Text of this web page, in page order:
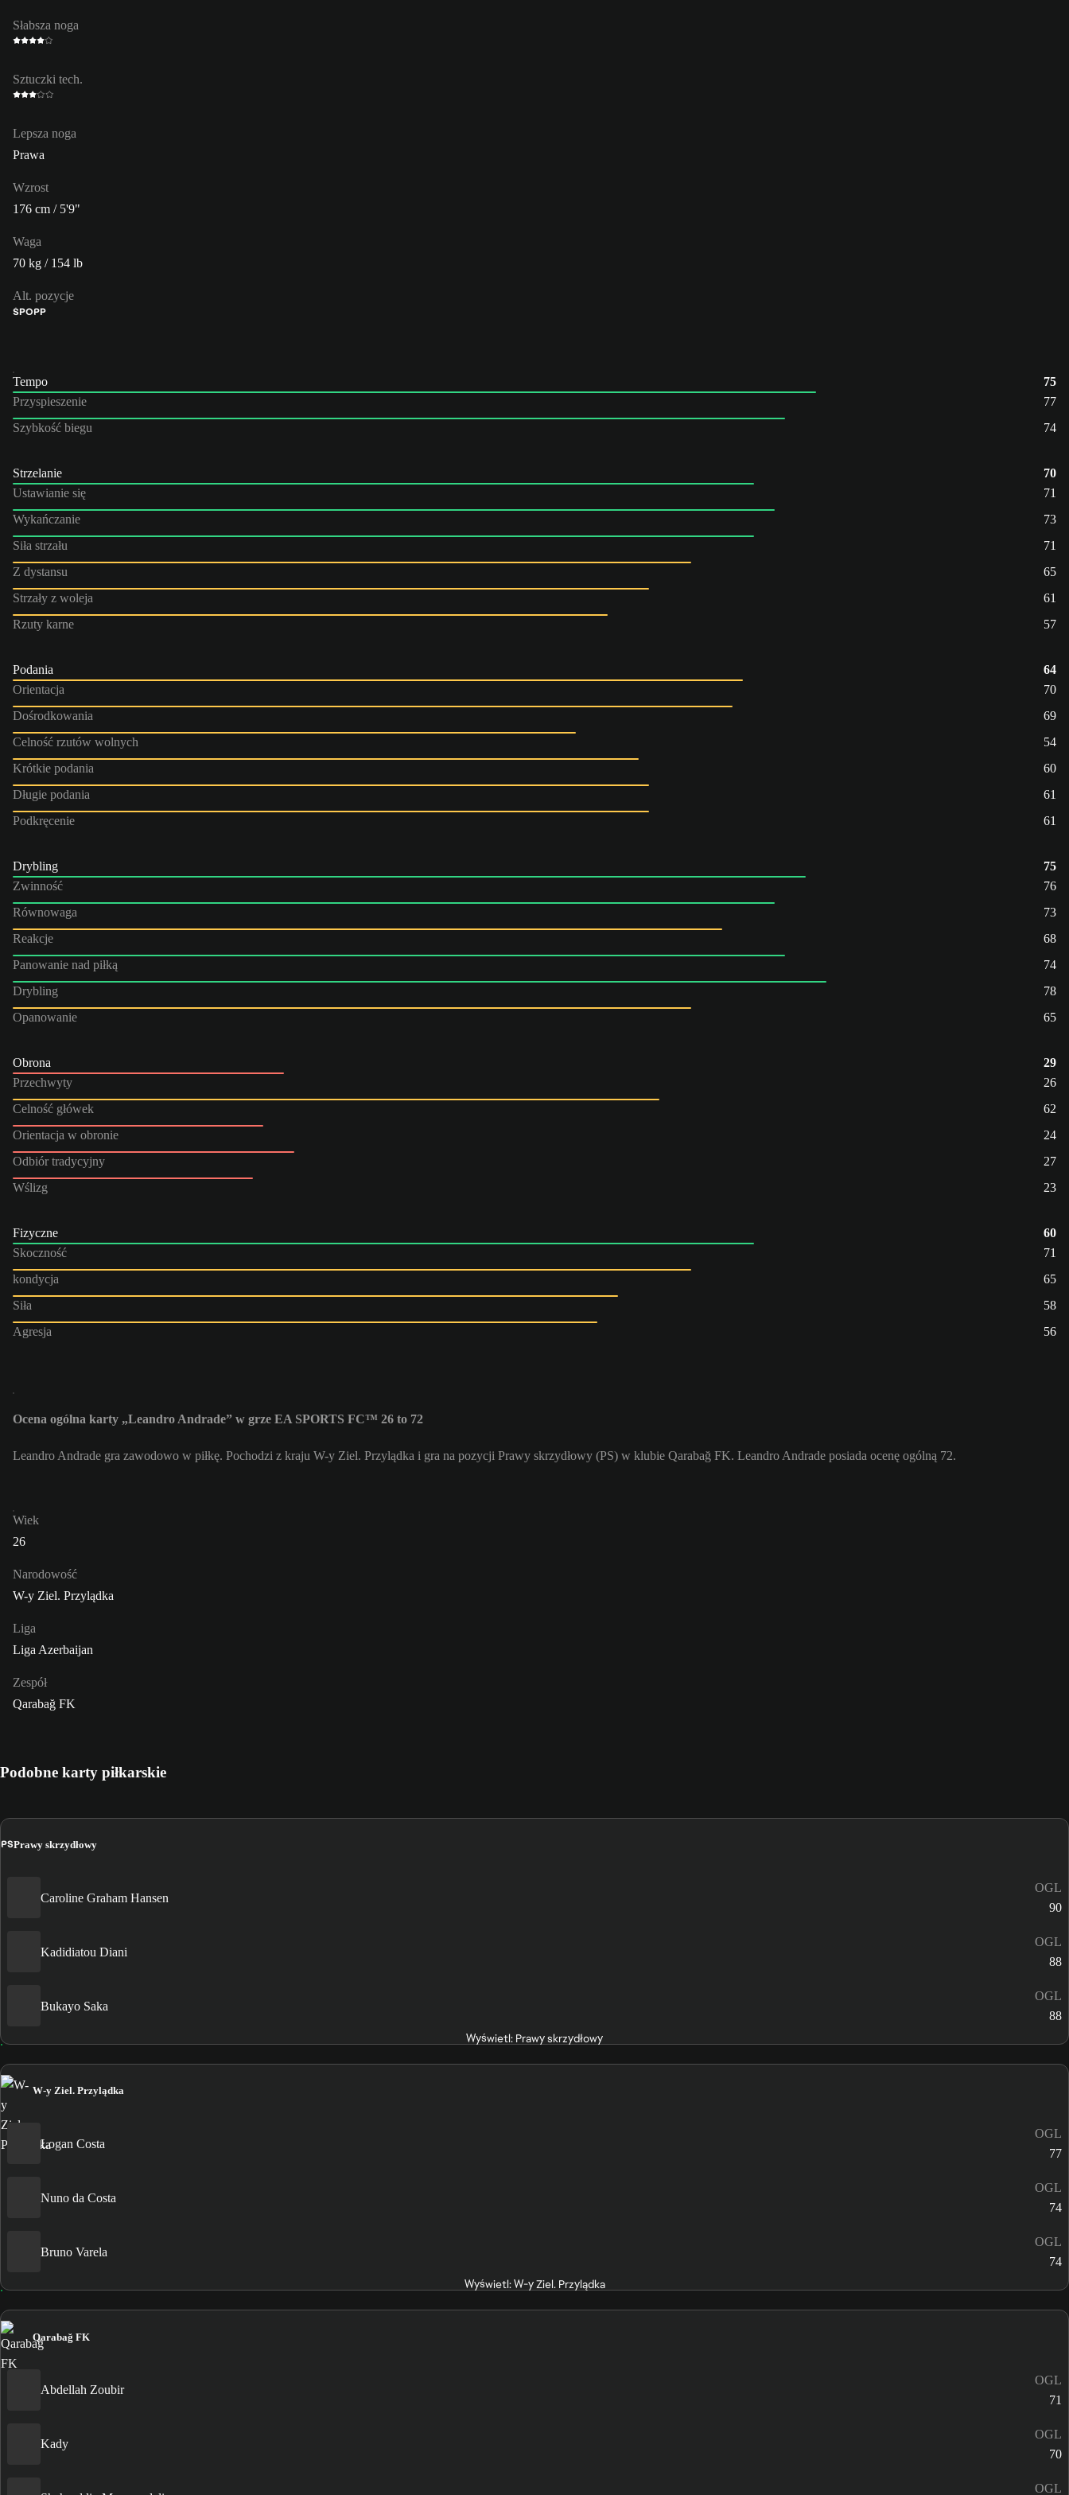
Słabsza noga
Sztuczki tech.
Lepsza noga
Prawa
Wzrost
176 cm / 5'9"
Waga
70 kg / 154 lb
Alt. pozycje
ŚPOPP
Tempo
75
Przyspieszenie
77
Szybkość biegu
74
Strzelanie
70
Ustawianie się
71
Wykańczanie
73
Siła strzału
71
Z dystansu
65
Strzały z woleja
61
Rzuty karne
57
Podania
64
Orientacja
70
Dośrodkowania
69
Celność rzutów wolnych
54
Krótkie podania
60
Długie podania
61
Podkręcenie
61
Drybling
75
Zwinność
76
Równowaga
73
Reakcje
68
Panowanie nad piłką
74
Drybling
78
Opanowanie
65
Obrona
29
Przechwyty
26
Celność główek
62
Orientacja w obronie
24
Odbiór tradycyjny
27
Wślizg
23
Fizyczne
60
Skoczność
71
kondycja
65
Siła
58
Agresja
56
Ocena ogólna karty „Leandro Andrade” w grze EA SPORTS FC™ 26 to 72
Leandro Andrade gra zawodowo w piłkę. Pochodzi z kraju W-y Ziel. Przylądka i gra na pozycji Prawy skrzydłowy (PS) w klubie Qarabağ FK. Leandro Andrade posiada ocenę ogólną 72.
Wiek
26
Narodowość
W-y Ziel. Przylądka
Liga
Liga Azerbaijan
Zespół
Qarabağ FK
Podobne karty piłkarskie
PSPrawy skrzydłowy
Caroline Graham Hansen
OGL
90
Kadidiatou Diani
OGL
88
Bukayo Saka
OGL
88
Wyświetl: Prawy skrzydłowy
W-y Ziel. Przylądka
Logan Costa
OGL
77
Nuno da Costa
OGL
74
Bruno Varela
OGL
74
Wyświetl: W-y Ziel. Przylądka
Qarabağ FK
Abdellah Zoubir
OGL
71
Kady
OGL
70
OGL